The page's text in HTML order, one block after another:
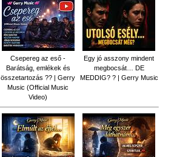
Csepereg az eső -
Barátság, emlékek és
összetartozás ?️? | Gerry
Music (Official Music
Video)
Egy jó asszony mindent
megbocsát… DE
MEDDIG? ? | Gerry Music